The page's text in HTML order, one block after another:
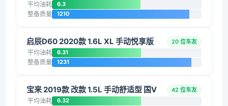
平均油耗 6.3
整备质量 1210
启辰D60 2020款 1.6L XL 手动悦享版 20 位车友
平均油耗 6.31
整备质量 1231
宝来 2019款 改款 1.5L 手动舒适型 国V 42 位车友
平均油耗 6.32